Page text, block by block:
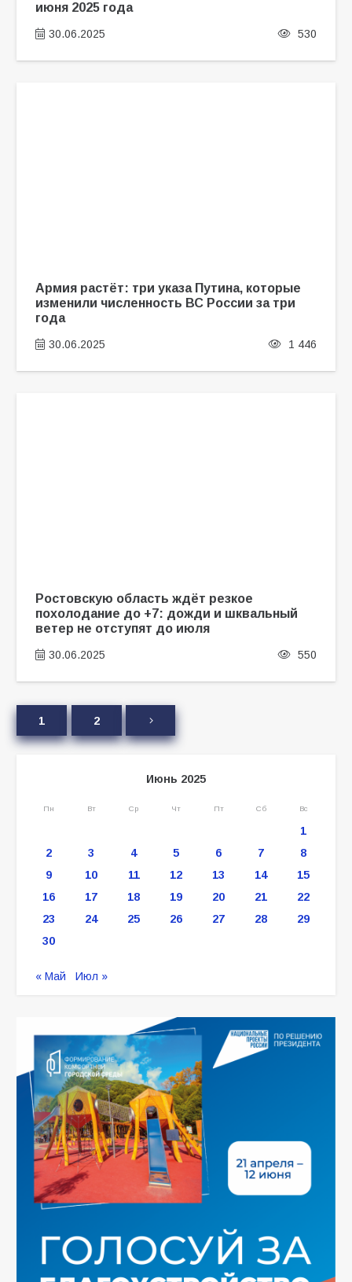
июня 2025 года
30.06.2025 530
Армия растёт: три указа Путина, которые
изменили численность ВС России за три
года
30.06.2025 1 446
Ростовскую область ждёт резкое
похолодание до +7: дожди и шквальный
ветер не отступят до июля
30.06.2025 550
1 2
Июнь 2025
Пн Вт Ср Чт Пт Сб Вс
1
2
3 4 5 6 7
8
9
10 11 12 13 14
15
16
17 18 19 20 21
22
23
24 25 26 27 28
29
30
« Май Июл »